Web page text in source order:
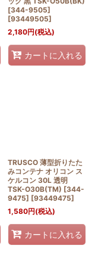
[344-9505]
[93449505]
2,180円(税込)
カートに入れる
TRUSCO 薄型折りたた
みコンテナ オリコン ス
ケルコン 30L 透明
TSK-O30B(TM) [344-
9475] [93449475]
1,580円(税込)
カートに入れる